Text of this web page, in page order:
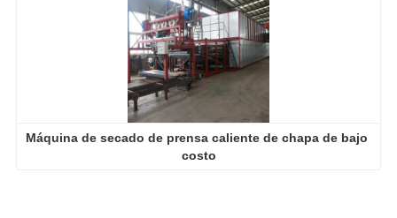
Máquina de secado de prensa caliente de chapa de bajo
costo